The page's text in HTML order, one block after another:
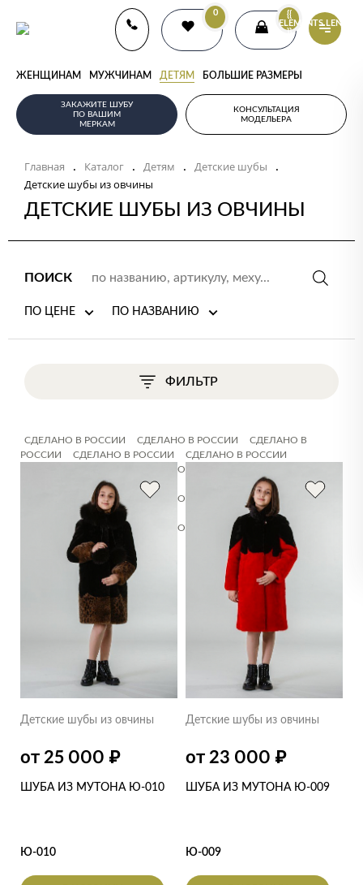
0
{{
ELEMENTS.LENGTH
}}
ЖЕНЩИНАМ МУЖЧИНАМ ДЕТЯМ БОЛЬШИЕ РАЗМЕРЫ
ЗАКАЖИТЕ ШУБУ
ПО ВАШИМ
МЕРКАМ
КОНСУЛЬТАЦИЯ
МОДЕЛЬЕРА
Главная . Каталог . Детям . Детские шубы .
Детские шубы из овчины
ДЕТСКИЕ ШУБЫ ИЗ ОВЧИНЫ
ПОИСК
ПО ЦЕНЕ ПО НАЗВАНИЮ
ФИЛЬТР
СДЕЛАНО В РОССИИ СДЕЛАНО В РОССИИ
СДЕЛАНО В
РОССИИ
СДЕЛАНО В РОССИИ
СДЕЛАНО В РОССИИ
СДЕЛАНО В РОССИИ
СДЕЛАНО В РОССИИ
СДЕЛАНО В РОССИИ
СДЕЛАНО В РОССИИ
СДЕЛАНО В РОССИИ
СДЕЛАНО В
СДЕЛАНО В РОССИИ
СДЕЛАНО В РОССИИ
СДЕЛАНО В РОССИИ
СДЕЛАНО В РОССИИ
СДЕЛАНО В
СДЕЛАНО В РОССИИ СДЕЛАНО В РОССИИ
Детские шубы из овчины
от 25 000 ₽
ШУБА ИЗ МУТОНА Ю-010
Ю-010
Детские шубы из овчины
от 23 000 ₽
ШУБА ИЗ МУТОНА Ю-009
Ю-009